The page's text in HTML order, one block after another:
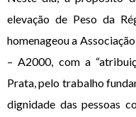
elevação de Peso da
homenageou a
– A2000, com a
Prata, pelo trabalho
dignidade das pessoas